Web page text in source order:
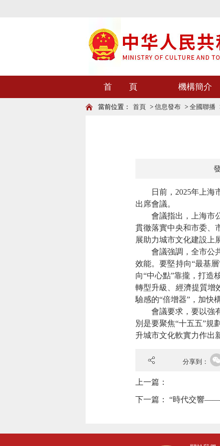
首 頁 機構簡介
當前位置： 首頁 > 信息發布 > 全國聯播
日前，2025年上海市
出席會議。
會議指出，上海市公
貫徹落實中央和市委、
展助力城市文化建設上
會議強調，全市公共
效能。要堅持向“最基
向“中心點”靠攏，打造
轉型升級、經濟提質增
驗感的“倍增器”，加快
會議要求，要以強有
別是要聚焦“十五五”規
升城市文化軟實力作出
分享到：
上一篇：
下一篇： “時代交響——